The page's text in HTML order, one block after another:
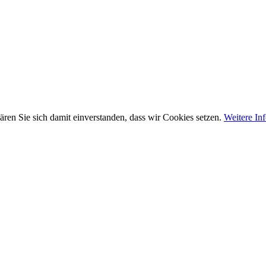
Sie sich damit einverstanden, dass wir Cookies setzen. Weitere